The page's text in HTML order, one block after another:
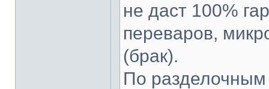
не даст 100%
переваров,
(брак).
По разделочным